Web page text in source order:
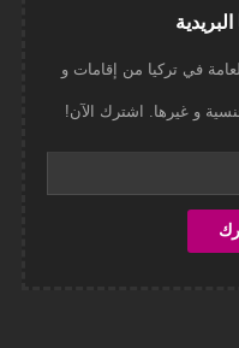
في تركيا من إقامات و
و غيرها. اشترك الآن!